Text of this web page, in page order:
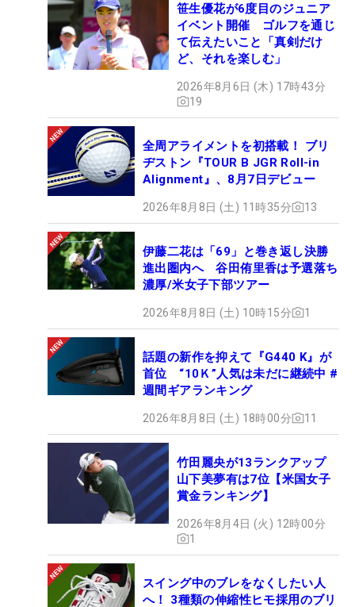
笹生優花が6度目のジュニア
イベント開催 ゴルフを通じ
て伝えたいこと「真剣だけ
ど、それを楽しむ」
2026年8月6日 (木) 17時43分
19
全周アライメントを初搭載！ ブリ
ヂストン『TOUR B JGR Roll-in
Alignment』、8月7日デビュー
2026年8月8日 (土) 11時35分 13
伊藤二花は「69」と巻き返し決勝
進出圏内へ 谷田侑里香は予選落ち
濃厚/米女子下部ツアー
2026年8月8日 (土) 10時15分 1
話題の新作を抑えて『G440 K』が
首位 “10Ｋ”人気は未だに継続中 #
週間ギアランキング
2026年8月8日 (土) 18時00分 11
竹田麗央が13ランクアップ
山下美夢有は7位【米国女子
賞金ランキング】
2026年8月4日 (火) 12時00分
1
スイング中のブレをなくしたい人
へ！ 3種類の伸縮性ヒモ採用のブリ